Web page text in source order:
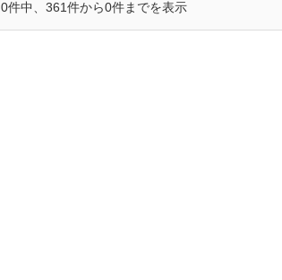
0件中、361件から0件までを表示